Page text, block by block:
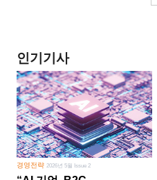
인기기사
경영전략 2026년 5월 Issue 2